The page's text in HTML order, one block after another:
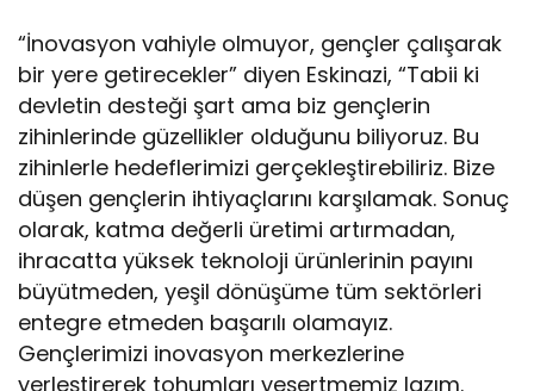
“İnovasyon vahiyle olmuyor, gençler çalışarak
bir yere getirecekler” diyen Eskinazi, “Tabii ki
devletin desteği şart ama biz gençlerin
zihinlerinde güzellikler olduğunu biliyoruz. Bu
zihinlerle hedeflerimizi gerçekleştirebiliriz. Bize
düşen gençlerin ihtiyaçlarını karşılamak. Sonuç
olarak, katma değerli üretimi artırmadan,
ihracatta yüksek teknoloji ürünlerinin payını
büyütmeden, yeşil dönüşüme tüm sektörleri
entegre etmeden başarılı olamayız.
Gençlerimizi inovasyon merkezlerine
yerleştirerek tohumları yeşertmemiz lazım.